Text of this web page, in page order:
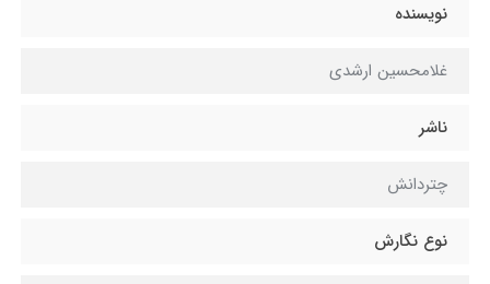
نویسنده
غلامحسین ارشدی
ناشر
چتردانش
نوع نگارش